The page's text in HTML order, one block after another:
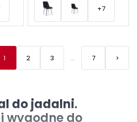
+7
1 2 3 … 7 keyboard_arrow_right
do jadalni.
wygodne do